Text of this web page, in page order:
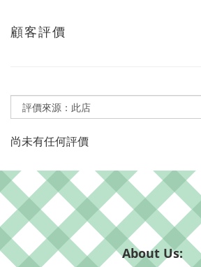
顧客評價
尚未有任何評價
About Us: